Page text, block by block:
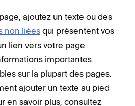
ajoutez un texte ou des
non liées qui présentent vos
lien vers votre page
importantes
sur la plupart des pages.
ajouter un texte au pied
en savoir plus, consultez